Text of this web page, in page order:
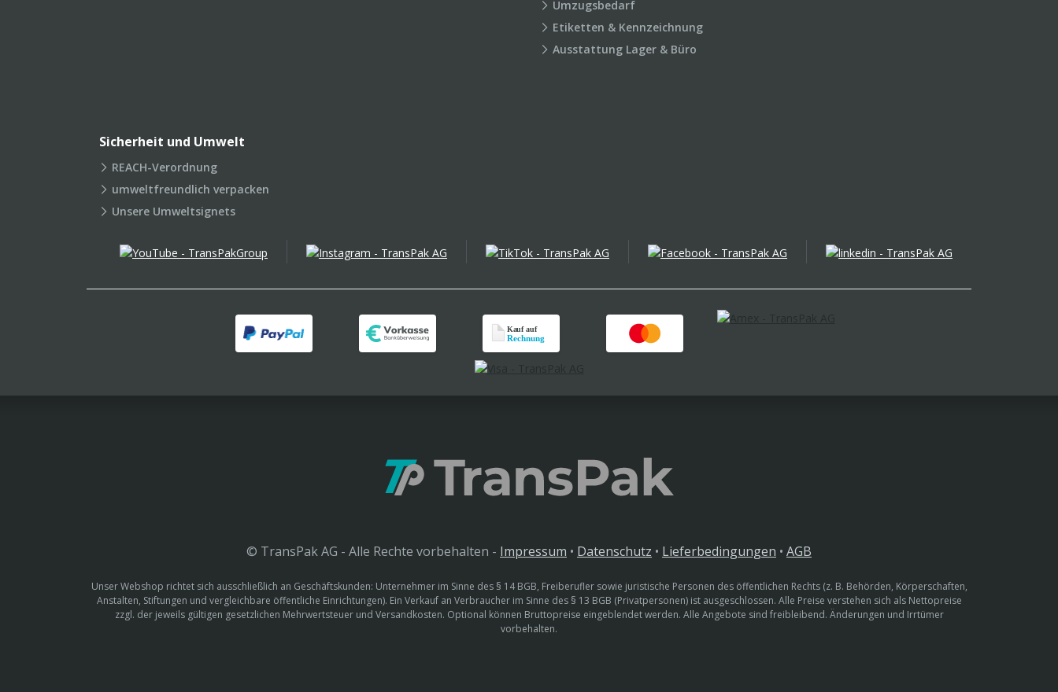
Umzugsbedarf
Etiketten & Kennzeichnung
Ausstattung Lager & Büro
Sicherheit und Umwelt
REACH-Verordnung
umweltfreundlich verpacken
Unsere Umweltsignets
© TransPak AG - Alle Rechte vorbehalten - Impressum • Datenschutz • Lieferbedingungen • AGB
Unser Webshop richtet sich ausschließlich an Geschäftskunden: Unternehmer im Sinne des § 14 BGB, Freiberufler sowie juristische Personen des öffentlichen Rechts (z. B. Behörden, Körperschaften,
Anstalten, Stiftungen und vergleichbare öffentliche Einrichtungen). Ein Verkauf an Verbraucher im Sinne des § 13 BGB (Privatpersonen) ist ausgeschlossen. Alle Preise verstehen sich als Nettopreise
zzgl. der jeweils gültigen gesetzlichen Mehrwertsteuer und Versandkosten. Optional können Bruttopreise eingeblendet werden. Alle Angebote sind freibleibend. Änderungen und Irrtümer
vorbehalten.